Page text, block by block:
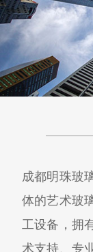
成都明珠玻
体的艺术玻
工设备，拥
术支持、专